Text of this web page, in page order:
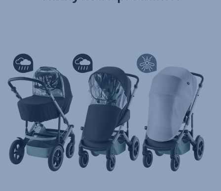
Gebrauchsanleitung (Deutsch)
Instrucciones del usuario (Español)
Manual de instruções (Português)
Istruzioni per l’uso (Italiano)
Инструкция пользователя (Русский язык)
Instrukcja użytkownika (Język polski)
Návod na použitie (Slovenský jazyk)
Инструкция за ползване (Български език)
Upute za uporabu (Hrvatski jezik)